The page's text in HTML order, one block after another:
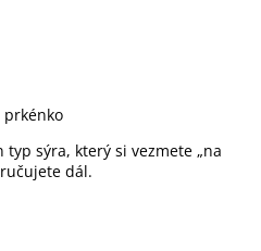
prkénko
sýra, který si vezmete „na
dál.